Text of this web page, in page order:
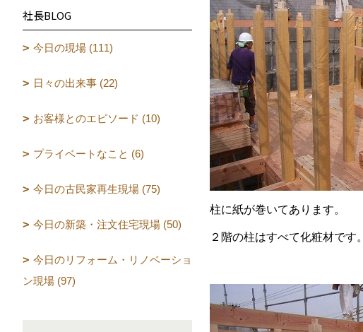
柱に紙が巻いてあります。
２階の柱はすべて化粧材です。
社長BLOG
今日の現場 (111)
日々の出来事 (22)
お客様とのエピソード (10)
プライベートなこと (6)
今日の古民家再生現場 (75)
今日の新築・注文住宅現場 (50)
今日のリフォーム・リノベーショ
ン現場 (97)